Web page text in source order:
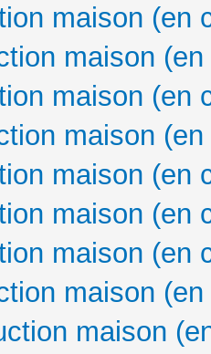
maison (en
maison
maison (en
maison
maison (en
maison (en
maison (en
maison
maison